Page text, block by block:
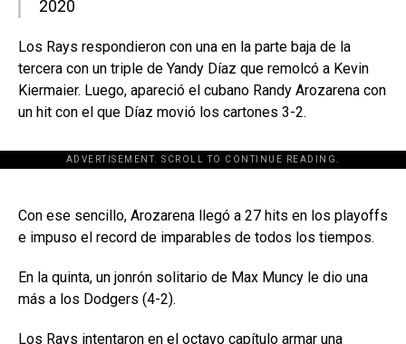
2020
Los Rays respondieron con una en la parte baja de la
tercera con un triple de Yandy Díaz que remolcó a Kevin
Kiermaier. Luego, apareció el cubano Randy Arozarena con
un hit con el que Díaz movió los cartones 3-2.
ADVERTISEMENT. SCROLL TO CONTINUE READING.
[adsforwp id="243463"]
Con ese sencillo, Arozarena llegó a 27 hits en los playoffs
e impuso el record de imparables de todos los tiempos.
En la quinta, un jonrón solitario de Max Muncy le dio una
más a los Dodgers (4-2).
Los Rays intentaron en el octavo capítulo armar una